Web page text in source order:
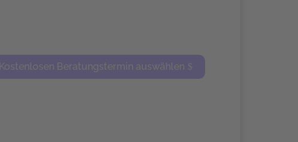
Kostenlosen Beratungstermin auswählen